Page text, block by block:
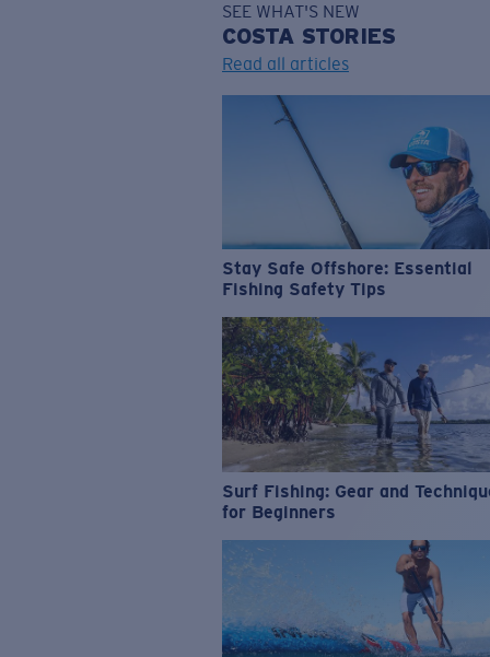
SEE WHAT'S NEW
COSTA STORIES
Read all articles
Stay Safe Offshore: Essential
Fishing Safety Tips
Surf Fishing: Gear and
for Beginners